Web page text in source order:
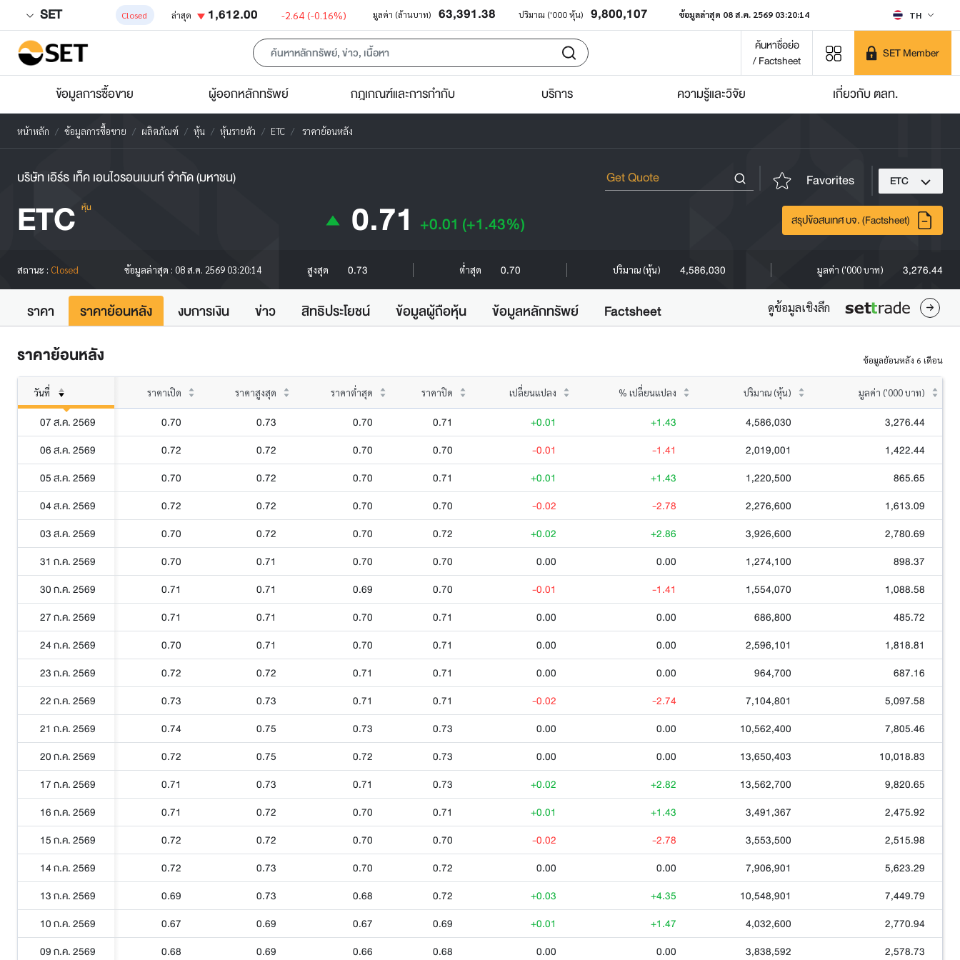
SET Closed ล่าสุด 1,612.00 -2.64 (-0.16%) มูลค่า (ล้านบาท) 63,391.38 ปริมาณ ('000 หุ้น) 9,800,107 ข้อมูลล่าสุด 08 ส.ค. 2569 03:20:14 TH
ค้นหาชื่อย่อ
/ Factsheet
SET Member
ข้อมูลการซื้อขาย ผู้ออกหลักทรัพย์ กฎเกณฑ์และการกำกับ บริการ ความรู้และวิจัย เกี่ยวกับ ตลท.
หน้าหลัก ข้อมูลการซื้อขาย ผลิตภัณฑ์ หุ้น หุ้นรายตัว ETC ราคาย้อนหลัง
บริษัท เอิร์ธ เท็ค เอนไวรอนเมนท์ จำกัด (มหาชน) Favorites ETC
ETC หุ้น 0.71 +0.01 (+1.43%) สรุปข้อสนเทศ บจ. (Factsheet)
สถานะ : Closed ข้อมูลล่าสุด : 08 ส.ค. 2569 03:20:14 สูงสุด 0.73 ต่ำสุด 0.70 ปริมาณ (หุ้น) 4,586,030 มูลค่า ('000 บาท) 3,276.44
ราคา ราคาย้อนหลัง งบการเงิน ข่าว สิทธิประโยชน์ ข้อมูลผู้ถือหุ้น ข้อมูลหลักทรัพย์ Factsheet ดูข้อมูลเชิงลึก
ราคาย้อนหลัง ข้อมูลย้อนหลัง 6 เดือน
วันที่ ราคาเปิด ราคาสูงสุด ราคาต่ำสุด ราคาปิด เปลี่ยนแปลง % เปลี่ยนแปลง ปริมาณ (หุ้น) มูลค่า ('000 บาท)
07 ส.ค. 2569 0.70 0.73 0.70 0.71 +0.01 +1.43 4,586,030
3,276.44
06 ส.ค. 2569
0.72 0.72 0.70 0.70 -0.01 -1.41 2,019,001
1,422.44
05 ส.ค. 2569
0.70 0.72 0.70 0.71 +0.01 +1.43 1,220,500
865.65
04 ส.ค. 2569
0.72 0.72 0.70 0.70 -0.02 -2.78 2,276,600
1,613.09
03 ส.ค. 2569
0.70 0.72 0.70 0.72 +0.02 +2.86 3,926,600
2,780.69
31 ก.ค. 2569
0.70 0.71 0.70 0.70 0.00 0.00 1,274,100
898.37
30 ก.ค. 2569
0.71 0.71 0.69 0.70 -0.01 -1.41 1,554,070
1,088.58
27 ก.ค. 2569
0.71 0.71 0.70 0.71 0.00 0.00 686,800
485.72
24 ก.ค. 2569
0.70 0.71 0.70 0.71 0.00 0.00 2,596,101
1,818.81
23 ก.ค. 2569
0.72 0.72 0.71 0.71 0.00 0.00 964,700
687.16
22 ก.ค. 2569
0.73 0.73 0.71 0.71 -0.02 -2.74 7,104,801
5,097.58
21 ก.ค. 2569
0.74 0.75 0.73 0.73 0.00 0.00 10,562,400
7,805.46
20 ก.ค. 2569
0.72 0.75 0.72 0.73 0.00 0.00 13,650,403
10,018.83
17 ก.ค. 2569
0.71 0.73 0.71 0.73 +0.02 +2.82 13,562,700
9,820.65
16 ก.ค. 2569
0.71 0.72 0.70 0.71 +0.01 +1.43 3,491,367
2,475.92
15 ก.ค. 2569
0.72 0.72 0.70 0.70 -0.02 -2.78 3,553,500
2,515.98
14 ก.ค. 2569
0.72 0.73 0.70 0.72 0.00 0.00 7,906,901
5,623.29
13 ก.ค. 2569
0.69 0.73 0.68 0.72 +0.03 +4.35 10,548,901
7,449.79
10 ก.ค. 2569
0.67 0.69 0.67 0.69 +0.01 +1.47 4,032,600
2,770.94
09 ก.ค. 2569
0.68 0.69 0.66 0.68 0.00 0.00 3,838,592 2,578.73